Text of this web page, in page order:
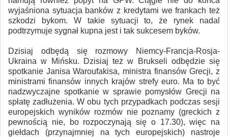
wyjaśniona sytuacja banków z kredytami we frankach też
szkodzi bykom. W takie sytuacji to, że rynek nadal
podtrzymuje sygnał kupna jest i tak sukcesem byków.
Dzisiaj odbędą się rozmowy Niemcy-Francja-Rosja-
Ukraina w Mińsku. Dzisiaj też w Brukseli odbędzie się
spotkanie Janisa Waroufakisa, ministra finansów Grecji, z
ministrami finansów innych krajów strefy euro. Ma to być
nadzwyczajne spotkanie w sprawie pomysłów Grecji na
spłatę zadłużenia. W obu tych przypadkach podczas sesji
europejskich wyników rozmów nie poznamy (greckich z
pewnością nie, bo rozpoczynają się o 17.30), więc na
giełdach (przynajmniej na tych europejskich) nastroje